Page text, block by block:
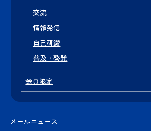
交流
情報発信
自己研鑽
普及・啓発
会員限定
メールニュース